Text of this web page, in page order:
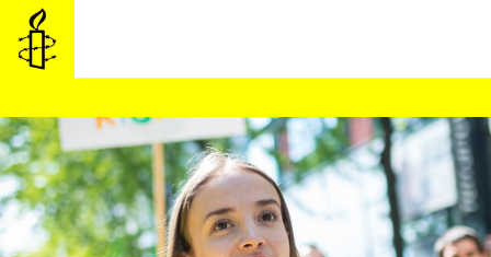
SIIRRY
VARSINAISEEN
SISÄLTÖÖN